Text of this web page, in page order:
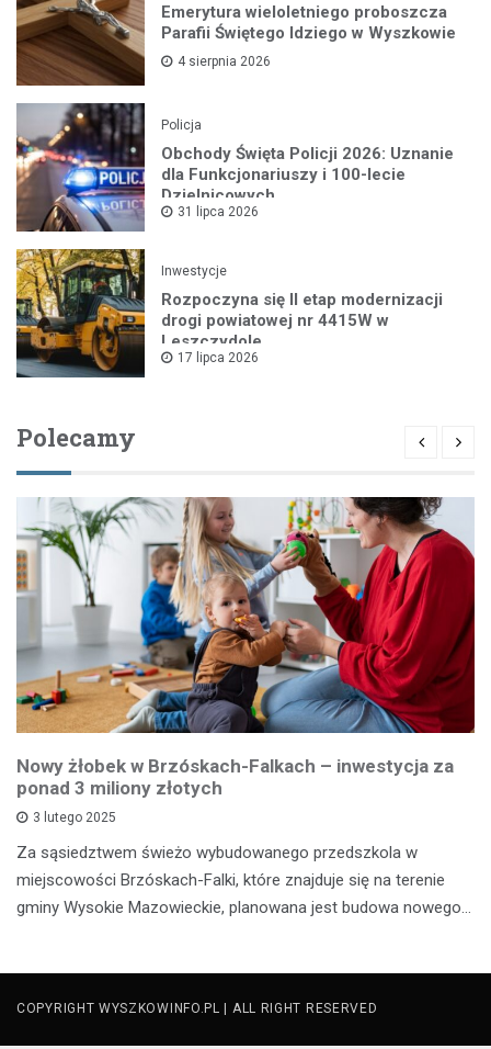
Emerytura wieloletniego proboszcza
Parafii Świętego Idziego w Wyszkowie
4 sierpnia 2026
Policja
Obchody Święta Policji 2026: Uznanie
dla Funkcjonariuszy i 100-lecie
Dzielnicowych
31 lipca 2026
Inwestycje
Rozpoczyna się II etap modernizacji
drogi powiatowej nr 4415W w
Leszczydole
17 lipca 2026
Polecamy
Nowy żłobek w Brzóskach-Falkach – inwestycja za
ponad 3 miliony złotych
3 lutego 2025
Za sąsiedztwem świeżo wybudowanego przedszkola w
miejscowości Brzóskach-Falki, które znajduje się na terenie
gminy Wysokie Mazowieckie, planowana jest budowa nowego…
COPYRIGHT WYSZKOWINFO.PL | ALL RIGHT RESERVED